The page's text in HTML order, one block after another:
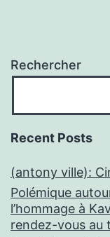
Rechercher
Recent Posts
(antony ville):
Polémique
l’hommage à
rendez-vous au